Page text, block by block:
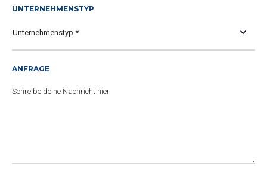
UNTERNEHMENSTYP
ANFRAGE